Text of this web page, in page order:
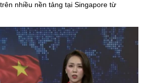
nhiều nền tảng tại Singapore từ